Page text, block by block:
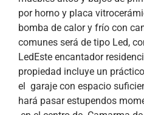
por horno y placa
bomba de calor y frío con
comunes será de tipo Led,
LedEste encantador
propiedad incluye un
el garaje con espacio
hará pasar estupendos